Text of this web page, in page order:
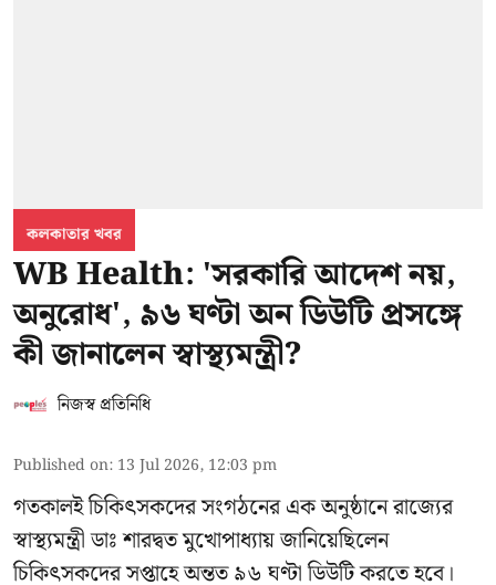
কলকাতার খবর
WB Health: 'সরকারি আদেশ নয়,
অনুরোধ', ৯৬ ঘণ্টা অন ডিউটি প্রসঙ্গে
কী জানালেন স্বাস্থ্যমন্ত্রী?
নিজস্ব প্রতিনিধি
Published on: 13 Jul 2026, 12:03 pm
গতকালই চিকিৎসকদের সংগঠনের এক অনুষ্ঠানে রাজ্যের
স্বাস্থ্যমন্ত্রী ডাঃ শারদ্বত মুখোপাধ্যায় জানিয়েছিলেন
চিকিৎসকদের সপ্তাহে অন্তত ৯৬ ঘণ্টা ডিউটি করতে হবে।